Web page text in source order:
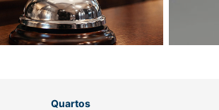
Quartos